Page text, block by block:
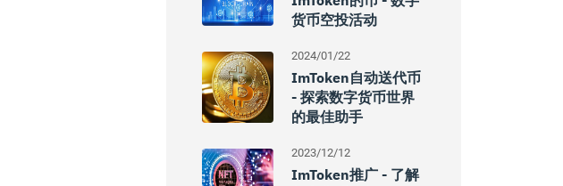
货币空投活动
2024/01/22
ImToken自动送代币
- 探索数字货币世界
的最佳助手
2023/12/12
ImToken推广 - 了解